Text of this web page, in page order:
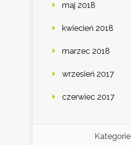
maj 2018
kwiecień 2018
marzec 2018
wrzesień 2017
czerwiec 2017
Kategorie